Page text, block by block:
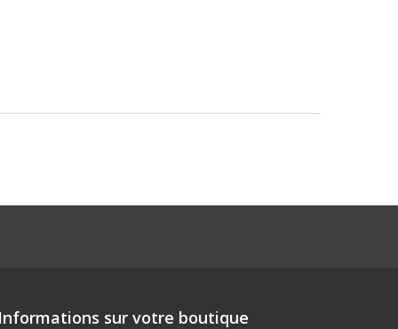
Informations sur votre boutique